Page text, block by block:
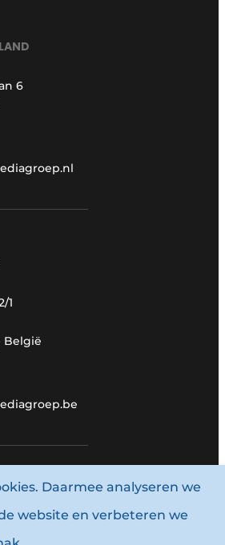
6
1
België
2026 Louwersmediagroep.
Daarmee analyseren we
website en verbeteren we